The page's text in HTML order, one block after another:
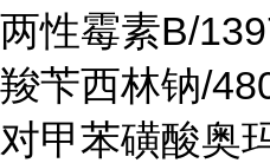
两性霉素B/
羧苄西林钠/
对甲苯磺酸奥